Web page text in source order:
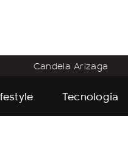
Candela Arizaga
Tecnología